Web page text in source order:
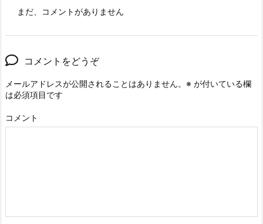
まだ、コメントがありません
コメントをどうぞ
メールアドレスが公開されることはありません。 ※ が付いている欄
は必須項目です
コメント